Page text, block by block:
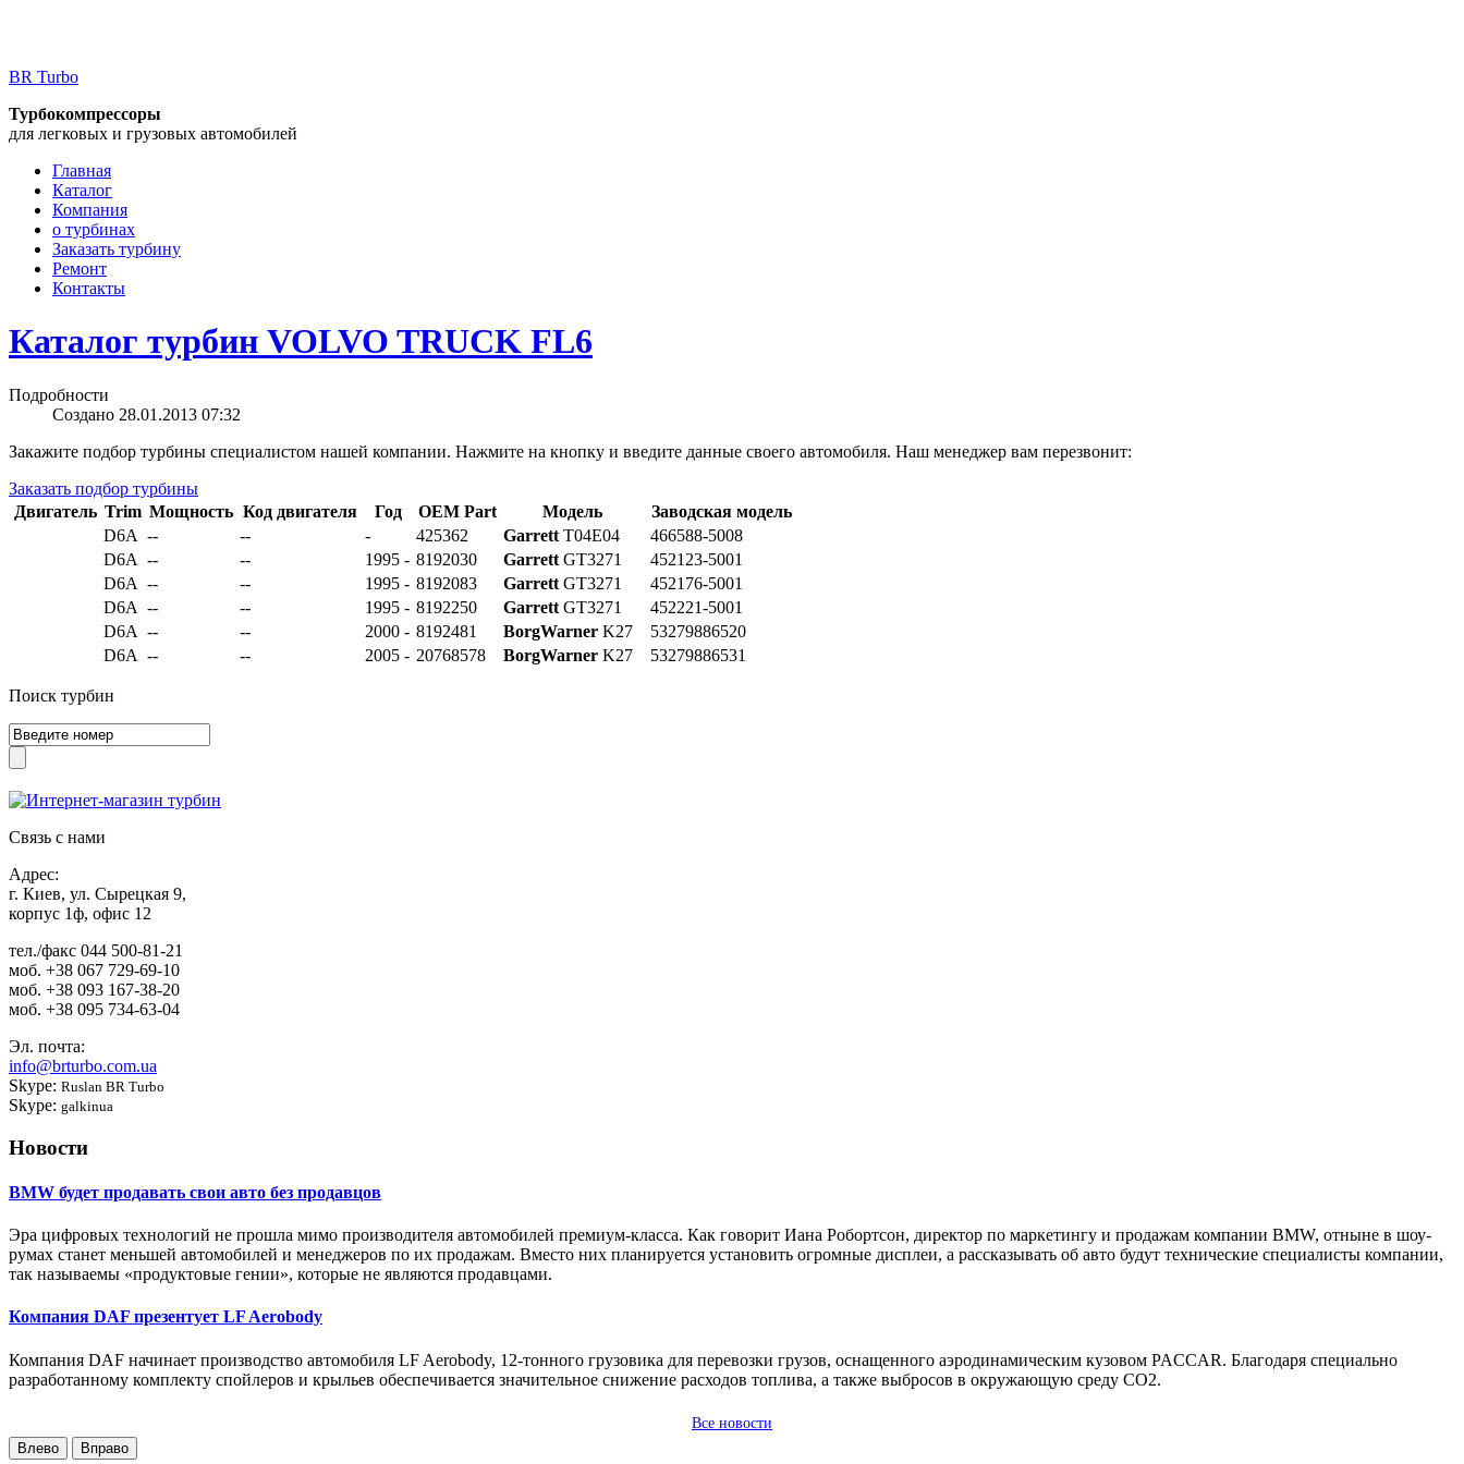
BR Turbo
Турбокомпрессоры
для легковых и грузовых автомобилей
Главная
Каталог
Компания
о турбинах
Заказать турбину
Ремонт
Контакты
Каталог турбин VOLVO TRUCK FL6
Подробности
Создано 28.01.2013 07:32
Закажите подбор турбины специалистом нашей компании. Нажмите на кнопку и введите данные своего автомобиля. Наш менеджер вам перезвонит:
Заказать подбор турбины
Двигатель Trim Мощность Код двигателя Год OEM Part Модель
Заводская модель
D6A -- -- - 425362 Garrett T04E04
466588-5008
D6A -- -- 1995 - 8192030 Garrett GT3271
452123-5001
D6A -- -- 1995 - 8192083 Garrett GT3271
452176-5001
D6A -- -- 1995 - 8192250 Garrett GT3271
452221-5001
D6A -- -- 2000 - 8192481 BorgWarner K27
53279886520
D6A -- -- 2005 - 20768578 BorgWarner K27 53279886531
Поиск турбин
Связь с нами
Адрес:
г. Киев, ул. Сырецкая 9,
корпус 1ф, офис 12
тел./факс 044 500-81-21
моб. +38 067 729-69-10
моб. +38 093 167-38-20
моб. +38 095 734-63-04
Эл. почта:
info@brturbo.com.ua
Skype: Ruslan BR Turbo
Skype: galkinua
Новости
BMW будет продавать свои авто без продавцов
Эра цифровых технологий не прошла мимо производителя автомобилей премиум-класса. Как говорит Иана Робортсон, директор по маркетингу и продажам компании BMW, отныне в шоу-
румах станет меньшей автомобилей и менеджеров по их продажам. Вместо них планируется установить огромные дисплеи, а рассказывать об авто будут технические специалисты компании,
так называемы «продуктовые гении», которые не являются продавцами.
Компания DAF презентует LF Aerobody
Компания DAF начинает производство автомобиля LF Aerobody, 12-тонного грузовика для перевозки грузов, оснащенного аэродинамическим кузовом PACCAR. Благодаря специально
разработанному комплекту спойлеров и крыльев обеспечивается значительное снижение расходов топлива, а также выбросов в окружающую среду CO2.
Все новости
Влево
Вправо